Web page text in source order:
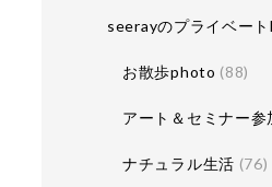
seerayのプライベート
お散歩photo (88)
アート＆セミナー参
ナチュラル生活 (76)